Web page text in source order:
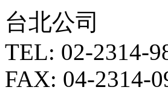
台北公司
TEL: 02-2314-
FAX: 04-2314-